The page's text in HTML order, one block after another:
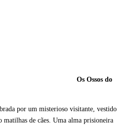
Os Ossos do
por um misterioso visitante, vestido
matilhas de cães. Uma alma prisioneira